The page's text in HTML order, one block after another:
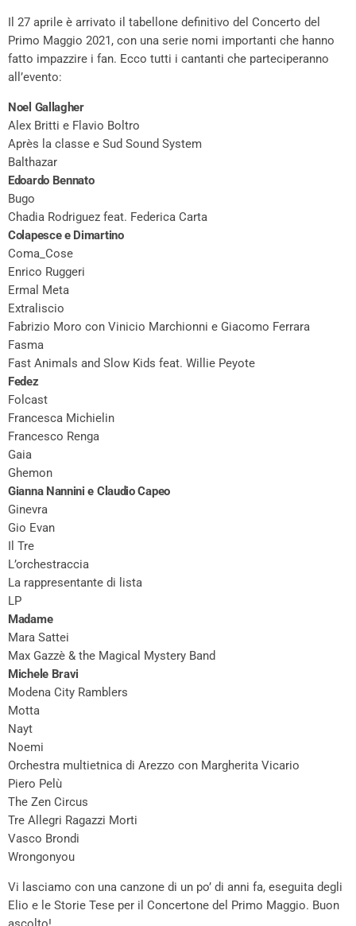
Il 27 aprile è arrivato il tabellone definitivo del Concerto del
Primo Maggio 2021, con una serie nomi importanti che hanno
fatto impazzire i fan. Ecco tutti i cantanti che parteciperanno
all’evento:
Noel Gallagher
Alex Britti e Flavio Boltro
Après la classe e Sud Sound System
Balthazar
Edoardo Bennato
Bugo
Chadia Rodriguez feat. Federica Carta
Colapesce e Dimartino
Coma_Cose
Enrico Ruggeri
Ermal Meta
Extraliscio
Fabrizio Moro con Vinicio Marchionni e Giacomo Ferrara
Fasma
Fast Animals and Slow Kids feat. Willie Peyote
Fedez
Folcast
Francesca Michielin
Francesco Renga
Gaia
Ghemon
Gianna Nannini e Claudio Capeo
Ginevra
Gio Evan
Il Tre
L’orchestraccia
La rappresentante di lista
LP
Madame
Mara Sattei
Max Gazzè & the Magical Mystery Band
Michele Bravi
Modena City Ramblers
Motta
Nayt
Noemi
Orchestra multietnica di Arezzo con Margherita Vicario
Piero Pelù
The Zen Circus
Tre Allegri Ragazzi Morti
Vasco Brondi
Wrongonyou
Vi lasciamo con una canzone di un po’ di anni fa, eseguita degli
Elio e le Storie Tese per il Concertone del Primo Maggio. Buon